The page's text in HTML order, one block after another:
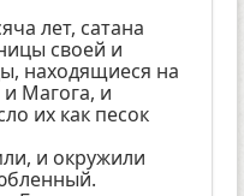
лет, сатана
своей и
находящиеся на
и Магога, и
их как песок
и окружили